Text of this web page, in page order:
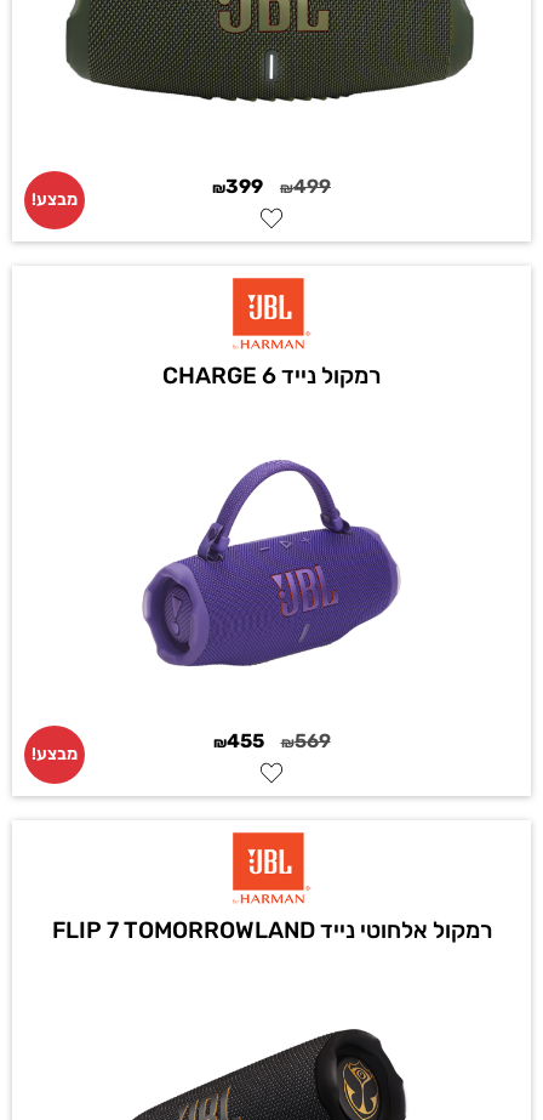
₪499
₪399
מבצע!
רמקול נייד CHARGE 6
₪569
₪455
מבצע!
רמקול אלחוטי נייד FLIP 7 TOMORROWLAND